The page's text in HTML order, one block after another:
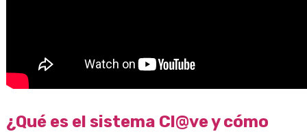
¿Qué es el sistema Cl@ve y cómo